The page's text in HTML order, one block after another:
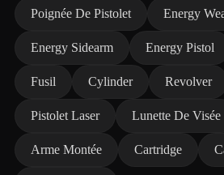
Poignée De Pistolet Energy
Energy Sidearm Energy Pistol
Fusil Cylinder Revolver
Pistolet Laser Lunette De Visée
Arme Montée Cartridge